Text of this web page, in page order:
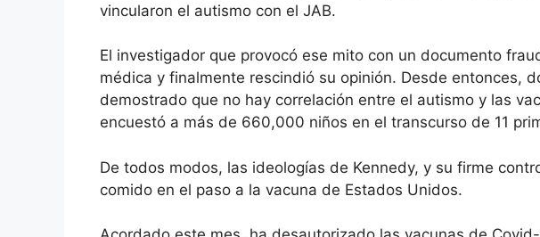
vincularon el autismo con el JAB.
El investigador que provocó ese mito con un documento
médica y finalmente rescindió su opinión. Desde entonces,
demostrado que no hay correlación entre el autismo y las
encuestó a más de 660,000 niños en el transcurso de 11
De todos modos, las ideologías de Kennedy, y su firme
comido en el paso a la vacuna de Estados Unidos.